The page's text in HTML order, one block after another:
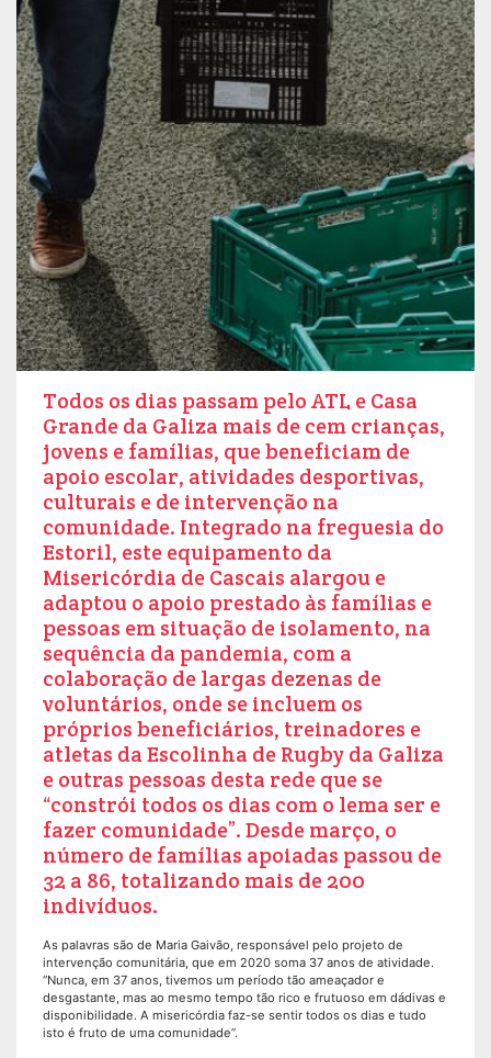
Todos os dias passam pelo ATL e Casa
Grande da Galiza mais de cem crianças,
jovens e famílias, que beneficiam de
apoio escolar, atividades desportivas,
culturais e de intervenção na
comunidade. Integrado na freguesia do
Estoril, este equipamento da
Misericórdia de Cascais alargou e
adaptou o apoio prestado às famílias e
pessoas em situação de isolamento, na
sequência da pandemia, com a
colaboração de largas dezenas de
voluntários, onde se incluem os
próprios beneficiários, treinadores e
atletas da Escolinha de Rugby da Galiza
e outras pessoas desta rede que se
“constrói todos os dias com o lema ser e
fazer comunidade”. Desde março, o
número de famílias apoiadas passou de
32 a 86, totalizando mais de 200
indivíduos.
As palavras são de Maria Gaivão, responsável pelo projeto de
intervenção comunitária, que em 2020 soma 37 anos de atividade.
“Nunca, em 37 anos, tivemos um período tão ameaçador e
desgastante, mas ao mesmo tempo tão rico e frutuoso em dádivas e
disponibilidade. A misericórdia faz-se sentir todos os dias e tudo
isto é fruto de uma comunidade”.